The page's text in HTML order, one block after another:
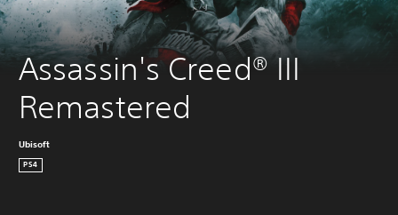
Assassin's Creed® III
Remastered
Ubisoft
PS4